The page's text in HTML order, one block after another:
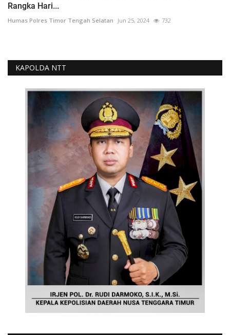
Rangka Hari...
Humas Polres Timor Tengah Selatan Jun 25, 2024 732
KAPOLDA NTT